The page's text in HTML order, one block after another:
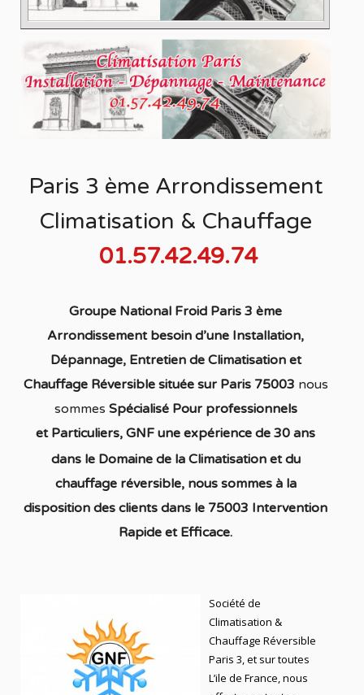
Paris 3 ème Arrondissement
Climatisation & Chauffage
01.57.42.49.74
Groupe National Froid Paris 3 ème
Arrondissement besoin d’une Installation,
Dépannage, Entretien de Climatisation et
Chauffage Réversible située sur Paris 75003 nous
sommes SpécialiséPour professionnels
et Particuliers, GNF une expérience de 30 ans
dans le Domaine de la Climatisation et du
chauffage réversible, nous sommes à la
disposition des clients dans le 75003 Intervention
Rapide et Efficace.
Société de
Climatisation &
Chauffage Réversible
Paris 3, et sur toutes
L’ile de France, nous